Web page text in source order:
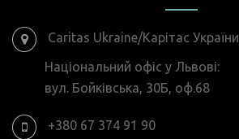
Caritas Ukraine/Карітас України
Національний офіс у Львові:
вул. Бойківська, 30Б, оф.68
+380 67 374 91 90